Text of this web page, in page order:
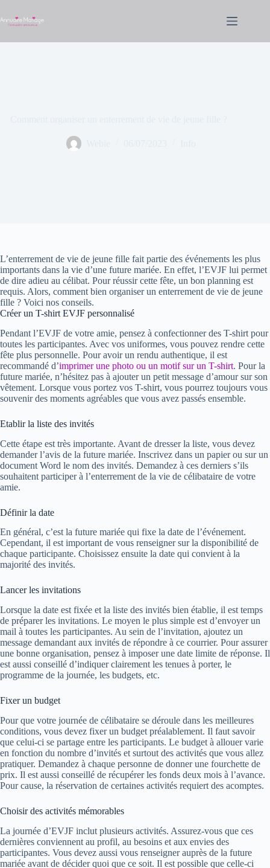
au
contenu
L’enterrement de vie de jeune fille fait partie des événements les plus
importants dans la vie d’une future mariée. En effet, l’EVJF lui permet
de dire adieu au célibat. Pour réussir cette fête, un bon planning est
requis. Alors, comment bien organiser un enterrement de vie de jeune
fille ? Voici nos conseils.
Créer un T-shirt EVJF personnalisé
Pendant l’EVJF de votre amie, pensez à confectionner des T-shirt pour
toutes les participantes. Avec vos uniformes, vous pouvez rendre cette
fête plus personnelle. Pour avoir un rendu authentique, il est
recommandé d’imprimer une photo ou un motif sur un T-shirt. Pour la
future mariée, n’hésitez pas à ajouter un petit message d’amour sur son
vêtement. Lorsque vous portez vos T-shirt, vous pourrez toujours vous
souvenir des moments agréables que vous avez passés ensemble.
Etablir la liste des invités
Cette étape est très importante. Avant de dresser la liste, vous devez
demander l’avis de la future mariée. Inscrivez dans un papier ou sur un
document Word le nom des invités. Demandez à ces derniers s’ils
souhaitent participer à l’enterrement de la vie de célibataire de votre
amie.
Définir la date
En général, c’est la future mariée qui fixe la date de l’événement.
Cependant, il est important de vous renseigner sur la disponibilité de
chaque participante. Choisissez ensuite la date qui convient à la
majorité des invités.
Lancer les invitations
Lorsque la date est fixée et la liste des invités bien établie, il est temps
de préparer les invitations. Le moyen le plus simple est d’envoyer un
mail à toutes les participantes. Au sein de l’invitation, ajoutez un
message demandant aux invités de répondre à ce courrier. Pour assurer
une bonne organisation, pensez à imposer une date limite de réponse. Il
est aussi conseillé d’indiquer clairement les tenues à porter, le
programme de la journée, les budgets, etc.
Fixer un budget
Pour que votre journée de célibataire se déroule dans les meilleures
conditions, vous devez fixer un budget préalablement. Il faut savoir
que celui-ci se partage entre les participants. Le budget à allouer varie
en fonction du nombre d’invités et surtout des activités que vous allez
pratiquer. Demandez à chaque personne de donner une fourchette de
prix. Il est aussi conseillé de récupérer les fonds deux mois à l’avance.
Pour cause, la réservation de certaines activités requiert des acomptes.
Choisir des activités mémorables
La journée d’EVJF inclut plusieurs activités. Assurez-vous que ces
dernières conviennent au profil, au besoins et aux envies des
participantes. Vous devez aussi vous renseigner auprès de la future
mariée avant de décider quoi que ce soit. Il est possible que celle-ci